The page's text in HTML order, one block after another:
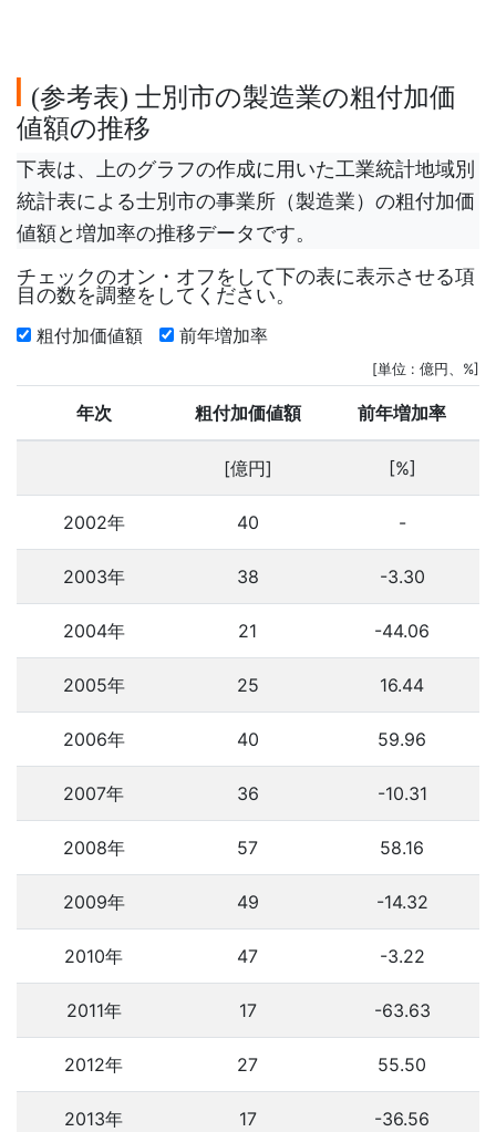
(参考表) 士別市の製造業の粗付加価
値額の推移
下表は、上のグラフの作成に用いた工業統計地域別
統計表による士別市の事業所（製造業）の粗付加価
値額と増加率の推移データです。
チェックのオン・オフをして下の表に表示させる項
目の数を調整をしてください。
粗付加価値額 前年増加率
[単位 : 億円、%]
年次 粗付加価値額 前年増加率
[億円] [%]
2002年 40 -
2003年 38 -3.30
2004年 21 -44.06
2005年 25 16.44
2006年 40 59.96
2007年 36 -10.31
2008年 57 58.16
2009年 49 -14.32
2010年 47 -3.22
2011年 17 -63.63
2012年 27 55.50
2013年 17 -36.56